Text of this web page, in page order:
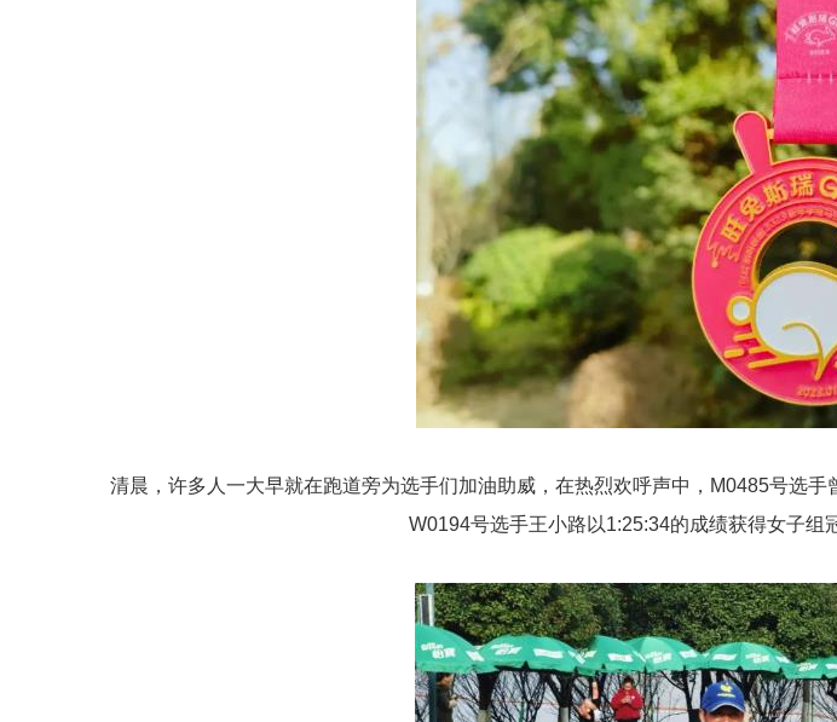
清晨，许多人一大早就在跑道旁为选手们加油助威，在热烈欢呼声中，M0485号选
W0194号选手王小路以1:25:34的成绩获得女子组